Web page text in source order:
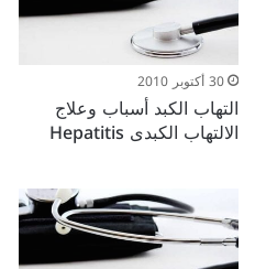
30 أكتوبر 2010
التهاب الكبد أسباب وعلاج
الالتهاب الكبدى Hepatitis